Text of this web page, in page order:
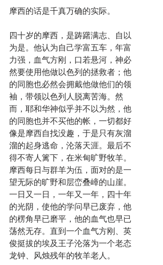
摩西的话是千真万确的实际。
四十岁的摩西，是踌躇满志、自以
为是。他认为自己学富五车，年富
力强，血气方刚，口若悬河，神必
然要使用他做以色列的拯救者；他
的同胞也必然会拥戴他做他们的领
袖，带领以色列人脱离苦海。然
而，耶和华神似乎并不以为然，他
的同胞也并不买他的帐，一切都好
像是摩西自找没趣，于是只有灰溜
溜的起身逃命，沦落天涯。最后不
得不寄人篱下，在米甸旷野牧羊。
摩西每日与群羊为伍，面对的是一
望无际的旷野和层峦叠嶂的山崖。
一日又一日，一年又一年，四十年
的光阴，使他的学问早已废弃，他
的楞角早已磨平，他的血气也早已
荡然无存。直到一个血气方刚、英
俊挺拔的埃及王子沦落为一个老态
龙钟、风烛残年的牧羊老人。